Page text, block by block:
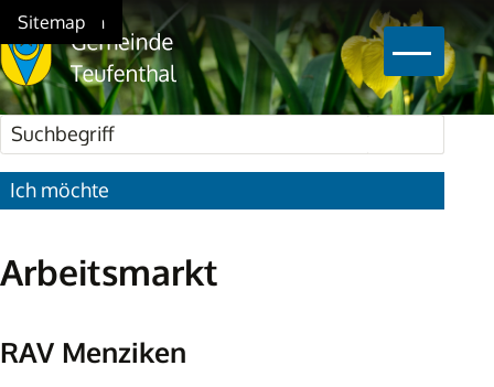
Navigieren in Teufenthal
Schnellnavigation
Home
Navigation
Inhalt
Suche
Sitemap
Suchbegriff
Ich möchte
Arbeitsmarkt
RAV Menziken